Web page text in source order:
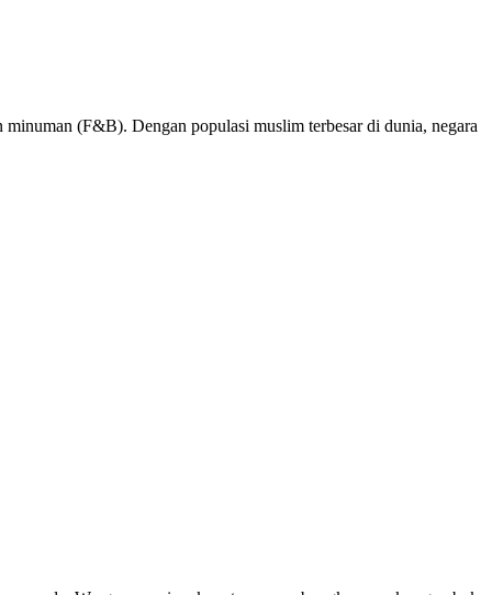
(F&B). Dengan populasi muslim terbesar di dunia, negara